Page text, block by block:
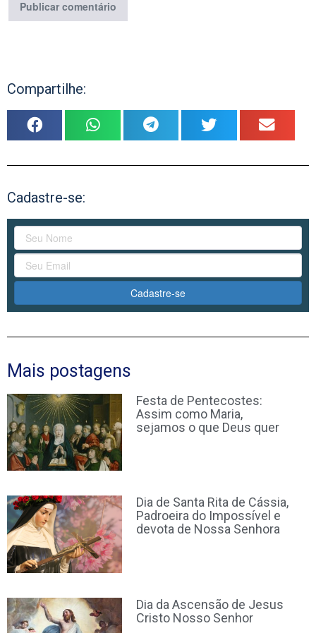
Compartilhe:
Cadastre-se:
Cadastre-se
Mais postagens
Festa de Pentecostes:
Assim como Maria,
sejamos o que Deus quer
Dia de Santa Rita de Cássia,
Padroeira do Impossível e
devota de Nossa Senhora
Dia da Ascensão de Jesus
Cristo Nosso Senhor